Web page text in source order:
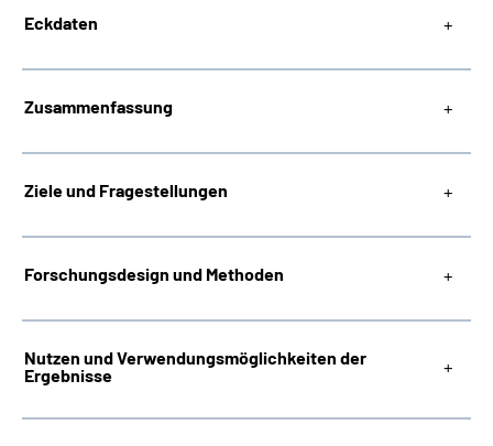
Eckdaten
Zusammenfassung
Ziele und Fragestellungen
Forschungsdesign und Methoden
Nutzen und Verwendungsmöglichkeiten der
Ergebnisse